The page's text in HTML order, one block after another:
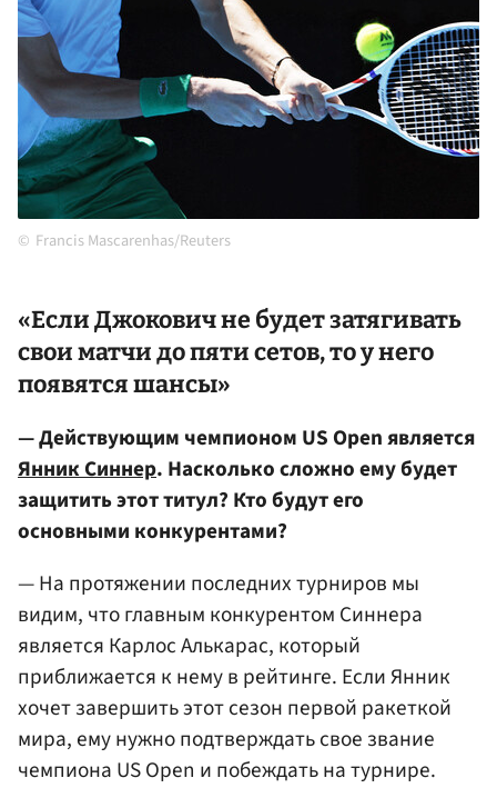
Francis Mascarenhas/Reuters
«Если Джокович не будет затягивать
свои матчи до пяти сетов, то у него
появятся шансы»
— Действующим чемпионом US Open является
Янник Синнер. Насколько сложно ему будет
защитить этот титул? Кто будут его
основными конкурентами?
— На протяжении последних турниров мы
видим, что главным конкурентом Синнера
является Карлос Алькарас, который
приближается к нему в рейтинге. Если Янник
хочет завершить этот сезон первой ракеткой
мира, ему нужно подтверждать свое звание
чемпиона US Open и побеждать на турнире.